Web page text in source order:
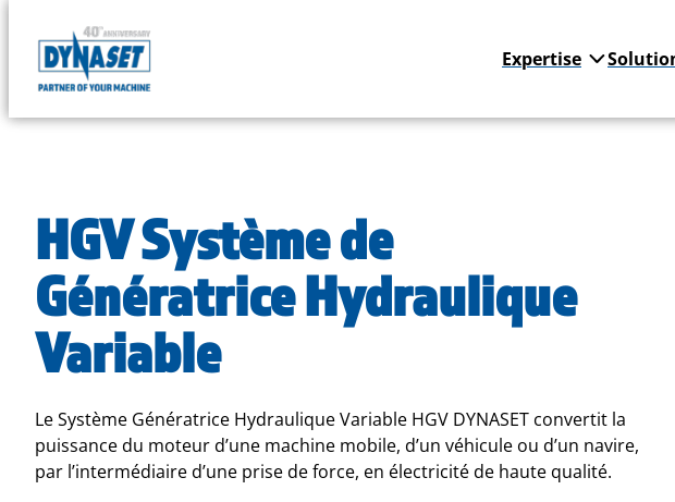
Skip
DYNASET
by
Expertise
HGV Système de
Génératrice Hydraulique
Variable
Le Système Génératrice Hydraulique Variable HGV DYNASET convertit la
puissance du moteur d’une machine mobile, d’un véhicule ou d’un navire,
par l’intermédiaire d’une prise de force, en électricité de haute qualité.